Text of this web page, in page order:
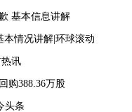
基本信息讲解
本情况讲解|环球滚动
讯
购388.36万股
头条